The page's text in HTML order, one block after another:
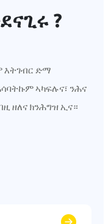
?
እትገብር ድማ
ኣካፍሉና፣ ንሕና
ዘለና ክንሕግዝ ኢና።